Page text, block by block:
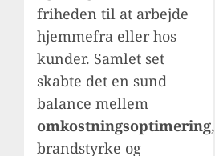
friheden til at arbejde
hjemmefra eller hos
kunder. Samlet set
skabte det en sund
balance mellem
omkostningsoptimering,
brandstyrke og